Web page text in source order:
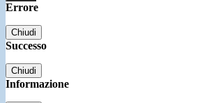
Errore
Chiudi
Successo
Chiudi
Informazione